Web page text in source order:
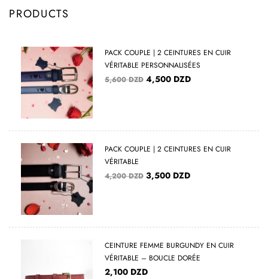
PRODUCTS
PACK COUPLE | 2 CEINTURES EN CUIR
VÉRITABLE PERSONNALISÉES
5,600DZD 4,500 DZD
PACK COUPLE | 2 CEINTURES EN CUIR
VÉRITABLE
4,200DZD 3,500 DZD
CEINTURE FEMME BURGUNDY EN CUIR
VÉRITABLE – BOUCLE DORÉE
2,100 DZD